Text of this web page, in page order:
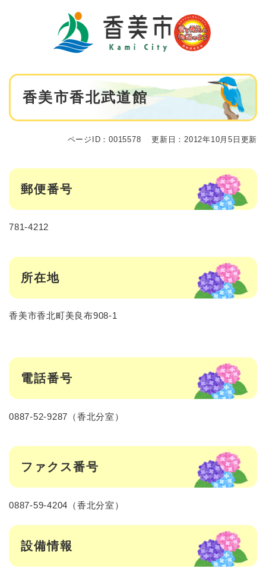
本
香美市香北武道館
ページID：0015578 更新日：2012年10月5日更新
郵便番号
781-4212
所在地
香美市香北町美良布908-1
電話番号
0887-52-9287（香北分室）
ファクス番号
0887-59-4204（香北分室）
設備情報